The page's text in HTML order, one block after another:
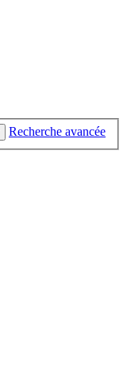
Recherche avancée